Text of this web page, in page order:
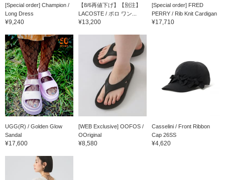
[Special order] Champion /
Long Dress
¥9,240
【8/6再値下げ】【別注】
LACOSTE / ポロ ワン...
¥13,200
[Special order] FRED
PERRY / Rib Knit Cardigan
¥17,710
UGG(R) / Golden Glow
Sandal
¥17,600
[WEB Exclusive] OOFOS /
OOriginal
¥8,580
Casselini / Front Ribbon
Cap 26SS
¥4,620